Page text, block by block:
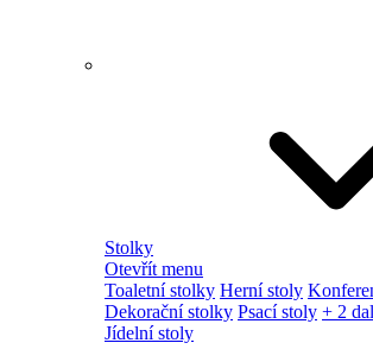
Stolky
Otevřít menu
Toaletní stolky Herní stoly
Dekorační stolky Psací stoly + 2
Jídelní stoly